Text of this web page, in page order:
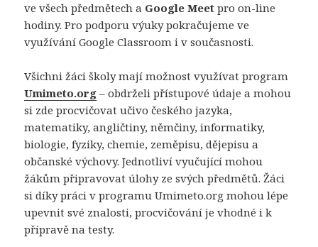
ve všech předmětech a Google Meet pro on-line
hodiny. Pro podporu výuky pokračujeme ve
využívání Google Classroom i v současnosti.
Všichni žáci školy mají možnost využívat program
Umimeto.org – obdrželi přístupové údaje a mohou
si zde procvičovat učivo českého jazyka,
matematiky, angličtiny, němčiny, informatiky,
biologie, fyziky, chemie, zeměpisu, dějepisu a
občanské výchovy. Jednotliví vyučující mohou
žákům připravovat úlohy ze svých předmětů. Žáci
si díky práci v programu Umimeto.org mohou lépe
upevnit své znalosti, procvičování je vhodné i k
přípravě na testy.